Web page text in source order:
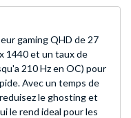
gaming QHD de 27
1440 et un taux de
210 Hz en OC) pour
Avec un temps de
le ghosting et
le rend ideal pour les